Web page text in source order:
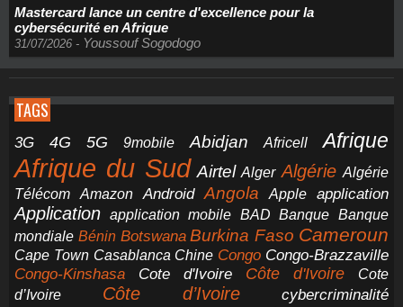
Mastercard lance un centre d'excellence pour la
cybersécurité en Afrique
31/07/2026 - Youssouf Sogodogo
TAGS
3G 4G 5G 9mobile Abidjan Africell Afrique
Afrique du Sud Airtel Alger Algérie Algérie
Télécom
Amazon Android Angola Apple application
Application application mobile BAD Banque Banque
mondiale Bénin Botswana Burkina Faso Cameroun
Cape Town Casablanca Chine Congo Congo-Brazzaville
Congo-Kinshasa Cote d'Ivoire Côte d'Ivoire
Cote
d’Ivoire
Côte d’Ivoire
cybercriminalité